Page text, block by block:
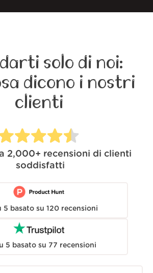
solo di noi:
dicono i nostri
clienti
2,000+ recensioni di clienti
soddisfatti
5 basato su 120 recensioni
5 basato su 77 recensioni